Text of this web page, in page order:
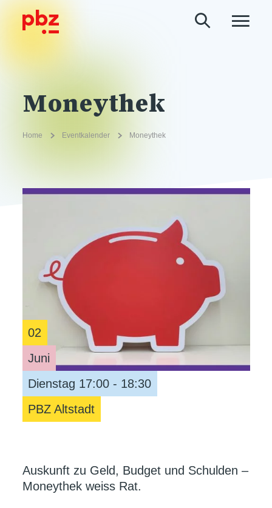
Moneythek
Home Eventkalender Moneythek
02
Juni
Dienstag 17:00 - 18:30
PBZ Altstadt
Auskunft zu Geld, Budget und Schulden –
Moneythek weiss Rat.